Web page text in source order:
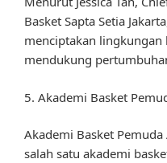
Basket Sapta Setia
menciptakan
mendukung
5. Akademi Basket
Akademi Basket
salah satu akademi